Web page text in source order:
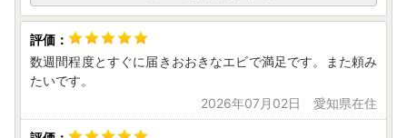
数週間程度とすぐに届きおおきなエビで満足です。また頼み
たいです。
2026年07月02日 愛知県在住